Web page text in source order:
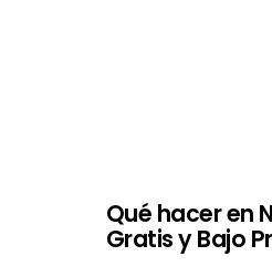
Qué hacer en
Gratis y Bajo